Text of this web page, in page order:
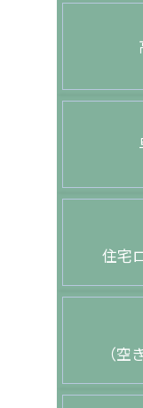
住宅
（